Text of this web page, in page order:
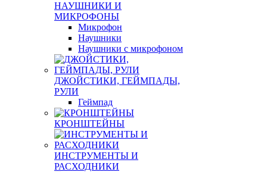
НАУШНИКИ И
МИКРОФОНЫ
Микрофон
Наушники
Наушники с микрофоном
ДЖОЙСТИКИ, ГЕЙМПАДЫ,
РУЛИ
Геймпад
КРОНШТЕЙНЫ
ИНСТРУМЕНТЫ И
РАСХОДНИКИ